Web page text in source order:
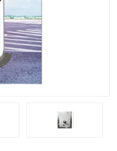
空冲洗装置
门式冲洗装置
体化污水处理泵房
性截污